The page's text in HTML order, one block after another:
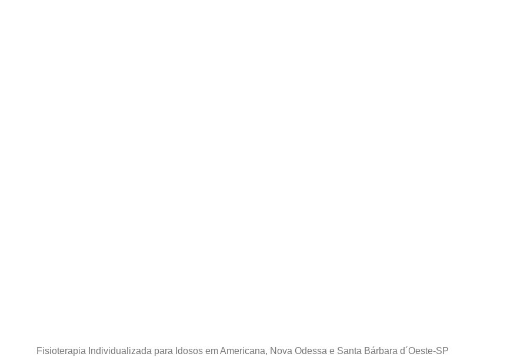
Fisioterapia Individualizada para Idosos em Americana, Nova Odessa e Santa Bárbara d´Oeste-SP